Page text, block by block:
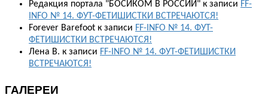
Редакция портала "БОСИКОМ В РОССИИ" к записи FF-
INFO № 14. ФУТ-ФЕТИШИСТКИ ВСТРЕЧАЮТСЯ!
Forever Barefoot к записи FF-INFO № 14. ФУТ-
ФЕТИШИСТКИ ВСТРЕЧАЮТСЯ!
Лена В. к записи FF-INFO № 14. ФУТ-ФЕТИШИСТКИ
ВСТРЕЧАЮТСЯ!
ГАЛЕРЕИ